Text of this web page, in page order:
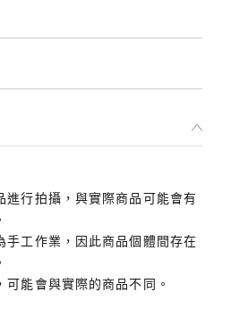
進行拍攝，與實際商品可能會有
手工作業，因此商品個體間存在
可能會與實際的商品不同。